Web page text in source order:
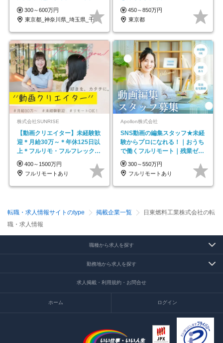
ープの正社員/sg
300～600万円
東京都_神奈川県_埼玉県_千葉県_大阪府…
450～850万円
東京都
株式会社SUNRISE
【動画クリエイター】未経験歓
迎＊月給30万～＊年休125日以
上＊フルリモ・フルフレックス
◆10名の採用が決定◆
400～1500万円
フルリモートあり
Apollon株式会社
SNS動画の編集スタッフ★未経
験からプロになれる！｜おうち
で働くフルリモート｜残業ゼロ
で18時退勤◎
300～550万円
フルリモートあり
転職・求人情報サイトのtype 掲載企業一覧
日東燃料工業株式会社の転
職・求人情報
職種から求人を探す
勤務地から求人を探す
求人掲載・利用規約・お問合せ
ホーム ログイン